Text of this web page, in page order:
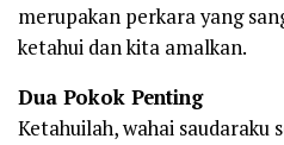
merupakan perkara yang
ketahui dan kita amalkan.
Dua Pokok Penting
Ketahuilah, wahai saudaraku